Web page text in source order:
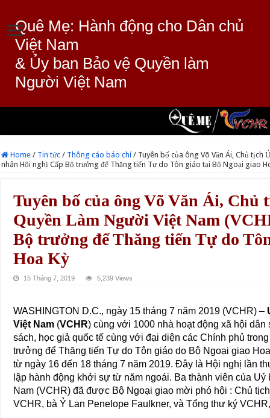
Quê Mẹ: Hành động cho Dân chủ
Việt Nam
& Ủy ban Bảo vệ Quyền làm
Người Việt Nam
Home / Tin tức / Thông cáo báo chí / Tuyên bố của ông Võ Văn Ái, Chủ tịch
nhân Hội nghị Cấp Bộ trưởng để Thăng tiến Tự do Tôn giáo tại Bộ Ngoại giao
Tuyên bố của ông Võ Văn Ái, Chủ
Quyền Làm Người Việt Nam
Bộ trưởng để Thăng tiến Tự do
Hoa Kỳ
15 Tháng 7, 2019 5,239 Views
WASHINGTON D.C., ngày 15 tháng 7 năm 2019 (VCHR) –
Việt Nam (VCHR) cùng với 1000 nhà hoạt động xã hội
sách, học giả quốc tế cùng với đại diện các Chính phủ
trưởng để Thăng tiến Tự do Tôn giáo do Bộ Ngoại giao
từ ngày 16 đến 18 tháng 7 năm 2019. Đây là Hội nghị lần
lập hành động khởi sự từ năm ngoái. Ba thành viên của
Nam (VCHR) đã được Bộ Ngoại giao mời phó hội : Chủ
VCHR, bà Ỷ Lan Penelope Faulkner, và Tổng thư ký